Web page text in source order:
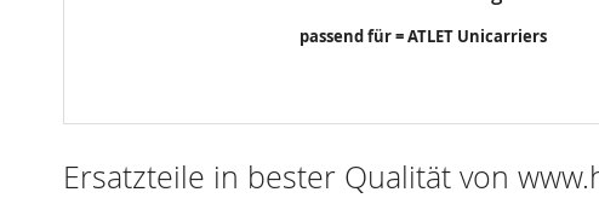
passend für = ATLET Unicarriers
Ersatzteile in bester Qualität von